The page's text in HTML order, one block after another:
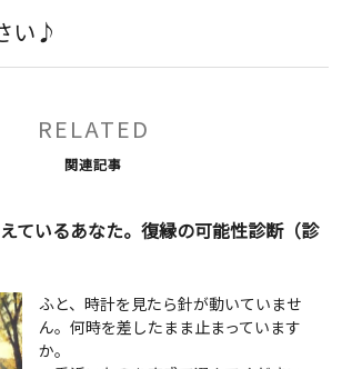
い♪
RELATED
関連記事
ているあなた。復縁の可能性診断（診
ふと、時計を見たら針が動いていませ
ん。何時を差したまま止まっています
か。